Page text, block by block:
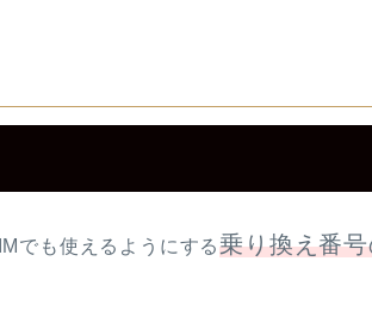
でも使えるようにする乗り換え番